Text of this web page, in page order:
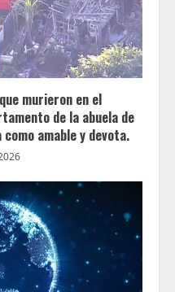
murieron en el
de la abuela de
amable y devota.